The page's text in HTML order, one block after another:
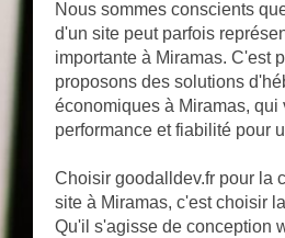
Nous sommes conscients
d'un site peut parfois
importante à Miramas. C'est
proposons des solutions
économiques à Miramas, qui
performance et fiabilité pour
Choisir goodalldev.fr pour la
site à Miramas, c'est choisir
Qu'il s'agisse de conception